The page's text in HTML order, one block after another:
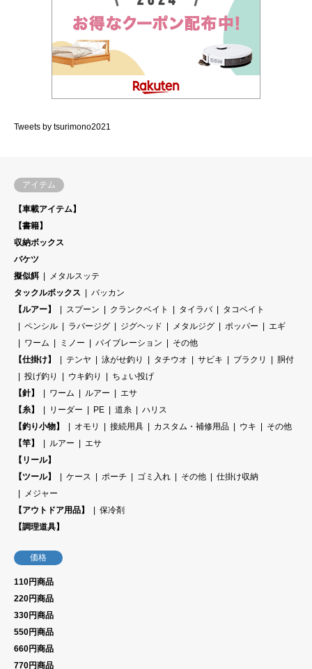
Tweets by tsurimono2021
アイテム
【車載アイテム】
【書籍】
収納ボックス
バケツ
擬似餌
メタルスッテ
タックルボックス
バッカン
【ルアー】
スプーン クランクベイト タイラバ
タコベイト
ペンシル
ラバージグ ジグヘッド メタルジグ ポッパー
エギ
ワーム
ミノー バイブレーション
その他
【仕掛け】
テンヤ 泳がせ釣り タチウオ サビキ ブラクリ
胴付
投げ釣り
ウキ釣り
ちょい投げ
【針】
ワーム ルアー
エサ
【糸】
リーダー PE 道糸
ハリス
【釣り小物】
オモリ 接続用具 カスタム・補修用品 ウキ
その他
【竿】
ルアー
エサ
【リール】
【ツール】
ケース ポーチ ゴミ入れ その他
仕掛け収納
メジャー
【アウトドア用品】
保冷剤
【調理道具】
価格
110円商品
220円商品
330円商品
550円商品
660円商品
770円商品